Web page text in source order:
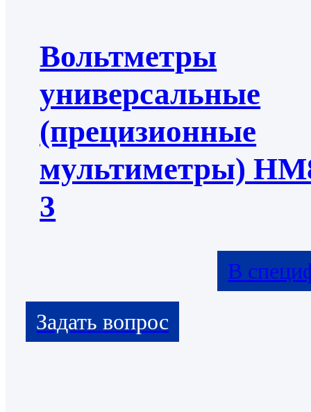
Вольтметры
универсальные
(прецизионные
мультиметры)
3
В